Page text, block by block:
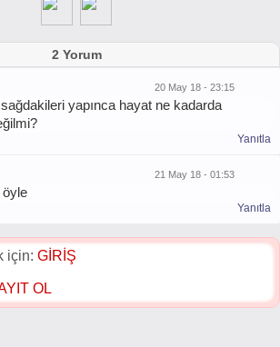
2 Yorum
20 May 18 - 23:15
yapınca hayat ne kadarda
Yanıtla
21 May 18 - 01:53
Yanıtla
için: GİRİŞ
OL